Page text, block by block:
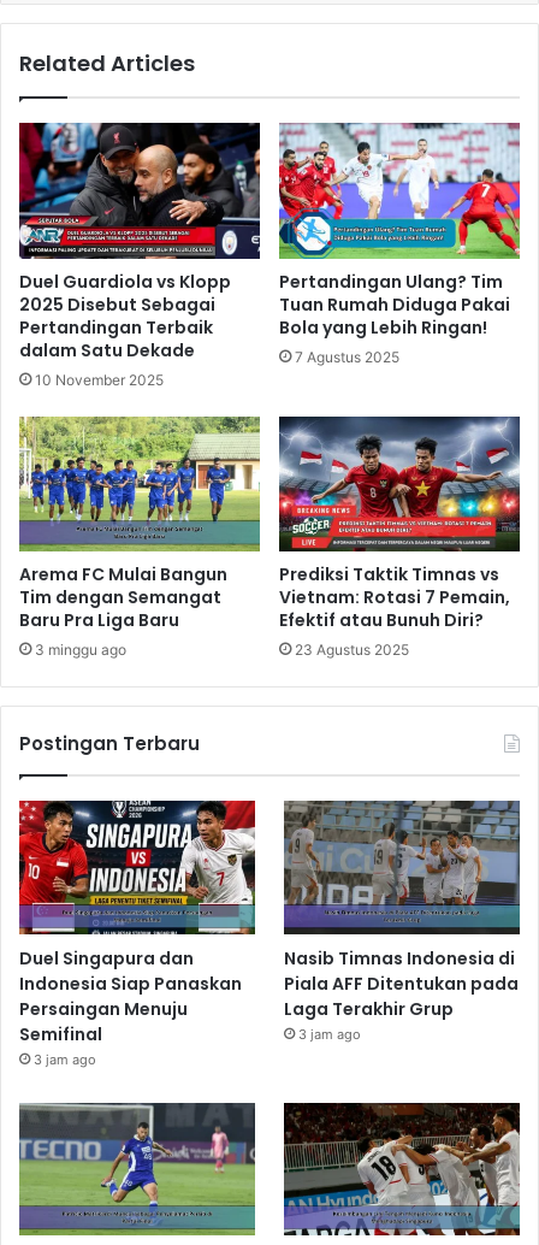
Related Articles
Duel Guardiola vs Klopp
2025 Disebut Sebagai
Pertandingan Terbaik
dalam Satu Dekade
10 November 2025
Pertandingan Ulang? Tim
Tuan Rumah Diduga Pakai
Bola yang Lebih Ringan!
7 Agustus 2025
Arema FC Mulai Bangun
Tim dengan Semangat
Baru Pra Liga Baru
3 minggu ago
Prediksi Taktik Timnas vs
Vietnam: Rotasi 7 Pemain,
Efektif atau Bunuh Diri?
23 Agustus 2025
Postingan Terbaru
Duel Singapura dan
Indonesia Siap Panaskan
Persaingan Menuju
Semifinal
3 jam ago
Nasib Timnas Indonesia di
Piala AFF Ditentukan pada
Laga Terakhir Grup
3 jam ago